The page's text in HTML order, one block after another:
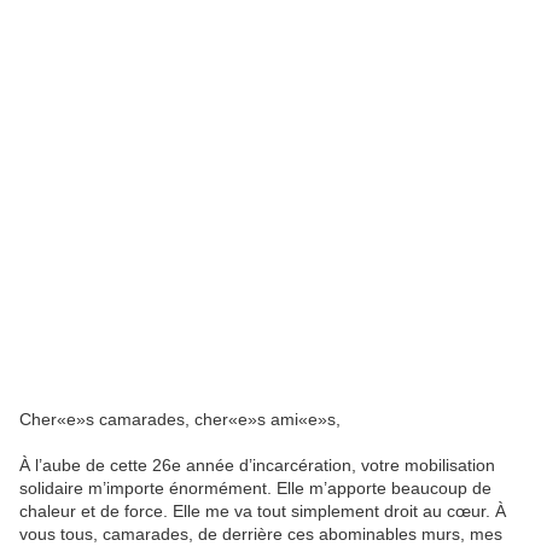
Cher«e»s camarades, cher«e»s ami«e»s,
À l’aube de cette 26e année d’incarcération, votre mobilisation
solidaire m’importe énormément. Elle m’apporte beaucoup de
chaleur et de force. Elle me va tout simplement droit au cœur. À
vous tous, camarades, de derrière ces abominables murs, mes